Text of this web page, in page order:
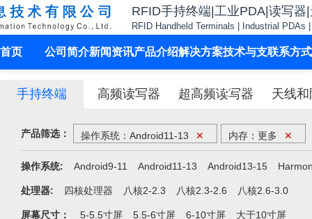
RFID手持终端|工业PDA|读写器
RFID Handheld Terminals | Industrial PDAs
首页 公司简介新闻资讯产品介绍解决方案技术与支
持
联系方式
手持终端 高频读写器 超高频读写器 天线
产品筛选： 操作系统：Android11-13 ✕ 内存：更多 ✕
操作系统: Android9-11 Android11-13 Android13-15
处理器: 四核处理器 八核2-2.3 八核2.3-2.6 八核2.6-3.0
屏幕尺寸： 5-5.5寸屏 5.5-6寸屏 6-10寸屏 大于10寸屏